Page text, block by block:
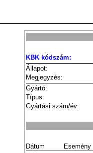
KBK kódszám:
Állapot:
Megjegyzés:
Gyártó:
Típus:
Gyártási szám/év:
Dátum Esemény